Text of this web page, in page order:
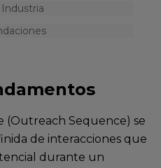
(Outreach Sequence) se
de interacciones que
durante un